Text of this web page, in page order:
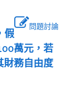
問題討論
假
萬元，若
財務自由度